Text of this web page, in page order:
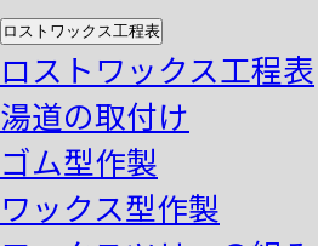
ロストワックス工程表
ロストワックス工程表
湯道の取付け
ゴム型作製
ワックス型作製
金確認をもっ
せていただきま
step
5 導入準備（電
ど）